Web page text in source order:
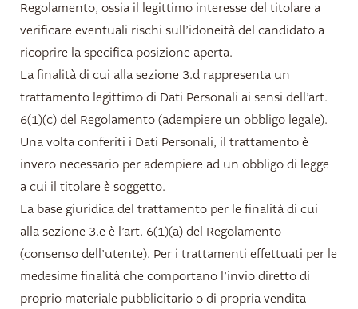
Regolamento, ossia il legittimo interesse del titolare a
verificare eventuali rischi sull’idoneità del candidato a
ricoprire la specifica posizione aperta.
La finalità di cui alla sezione 3.d rappresenta un
trattamento legittimo di Dati Personali ai sensi dell’art.
6(1)(c) del Regolamento (adempiere un obbligo legale).
Una volta conferiti i Dati Personali, il trattamento è
invero necessario per adempiere ad un obbligo di legge
a cui il titolare è soggetto.
La base giuridica del trattamento per le finalità di cui
alla sezione 3.e è l’art. 6(1)(a) del Regolamento
(consenso dell’utente). Per i trattamenti effettuati per le
medesime finalità che comportano l’invio diretto di
proprio materiale pubblicitario o di propria vendita